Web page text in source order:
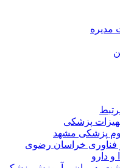
مدیره
پزشکی
پزشکی مشهد
فناوری خراسان رضوی
و دارو